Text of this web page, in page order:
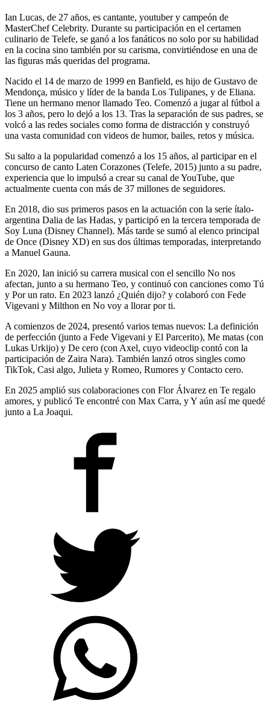
Ian Lucas, de 27 años, es cantante, youtuber y campeón de
MasterChef Celebrity. Durante su participación en el certamen
culinario de Telefe, se ganó a los fanáticos no solo por su habilidad
en la cocina sino también por su carisma, convirtiéndose en una de
las figuras más queridas del programa.
Nacido el 14 de marzo de 1999 en Banfield, es hijo de Gustavo de
Mendonça, músico y líder de la banda Los Tulipanes, y de Eliana.
Tiene un hermano menor llamado Teo. Comenzó a jugar al fútbol a
los 3 años, pero lo dejó a los 13. Tras la separación de sus padres, se
volcó a las redes sociales como forma de distracción y construyó
una vasta comunidad con videos de humor, bailes, retos y música.
Su salto a la popularidad comenzó a los 15 años, al participar en el
concurso de canto Laten Corazones (Telefe, 2015) junto a su padre,
experiencia que lo impulsó a crear su canal de YouTube, que
actualmente cuenta con más de 37 millones de seguidores.
En 2018, dio sus primeros pasos en la actuación con la serie ítalo-
argentina Dalia de las Hadas, y participó en la tercera temporada de
Soy Luna (Disney Channel). Más tarde se sumó al elenco principal
de Once (Disney XD) en sus dos últimas temporadas, interpretando
a Manuel Gauna.
En 2020, Ian inició su carrera musical con el sencillo No nos
afectan, junto a su hermano Teo, y continuó con canciones como Tú
y Por un rato. En 2023 lanzó ¿Quién dijo? y colaboró con Fede
Vigevani y Milthon en No voy a llorar por ti.
A comienzos de 2024, presentó varios temas nuevos: La definición
de perfección (junto a Fede Vigevani y El Parcerito), Me matas (con
Lukas Urkijo) y De cero (con Axel, cuyo videoclip contó con la
participación de Zaira Nara). También lanzó otros singles como
TikTok, Casi algo, Julieta y Romeo, Rumores y Contacto cero.
En 2025 amplió sus colaboraciones con Flor Álvarez en Te regalo
amores, y publicó Te encontré con Max Carra, y Y aún así me quedé
junto a La Joaqui.